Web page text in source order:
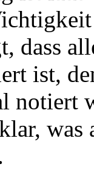
dass
ist,
notiert
was